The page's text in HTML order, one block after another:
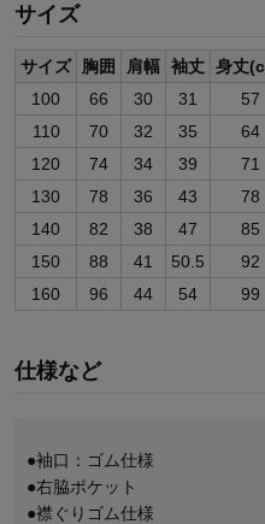
サイズ
サイズ 胸囲 肩幅 袖丈 身丈
100
66 30 31
57
110
70 32 35
64
120
74 34 39
71
130
78 36 43
78
140
82 38 47
85
150
88 41 50.5
92
160
96 44 54 99
仕様など
●袖口：ゴム仕様
●右脇ポケット
●襟ぐりゴム仕様